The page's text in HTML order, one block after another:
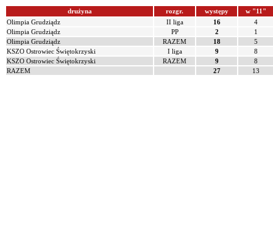
drużyna rozgr. występy
w "11"
Olimpia Grudziądz
II liga 16
4
Olimpia Grudziądz
PP 2
1
Olimpia Grudziądz
RAZEM 18
5
KSZO Ostrowiec Świętokrzyski
I liga 9
8
KSZO Ostrowiec Świętokrzyski
RAZEM 9
8
RAZEM
27 13